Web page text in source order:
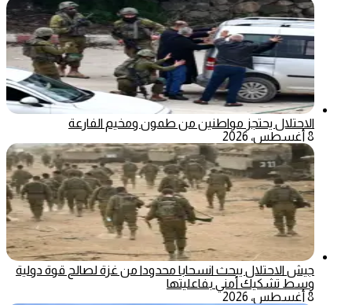
الاحتلال يحتجز مواطنين من طمون ومخيم الفارعة
8 أغسطس، 2026
جيش الاحتلال يبحث انسحابا محدودا من غزة لصالح قوة دولية
وسط تشكيك أمني بفاعليتها
8 أغسطس، 2026